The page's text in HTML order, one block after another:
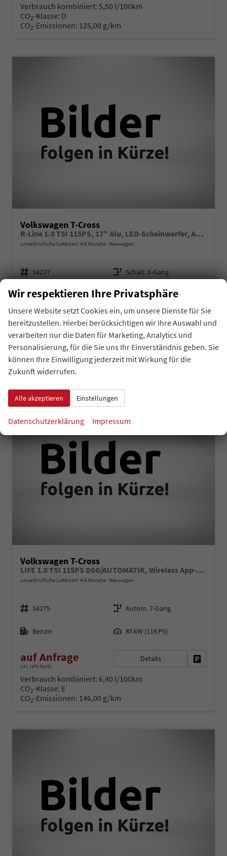
Verbrauch kombiniert: 5,50 l/100km
CO2-Klasse: D
CO2-Emissionen: 125,00 g/km
Volkswagen T-Cross
R-Line 1.0 TSI 115PS, 17" Alu, LED-Scheinwerfer, Adaptiver Tempomat ACC, Parksensoren vo/hi, Radio "Ready2Discover", Wireless App-Connect, Klima, M-Lederlenkrad, Digitales Cockpit, Stoßfänger im R-Design, Side Assist, Travel Assist
unverbindliche Lieferzeit: 4-6 Monate Neuwagen
Fahrzeugnr.
34277
Getriebe
Schalt. 6-Gang
Benzin
Leistung
85 kW (116 PS)
auf Anfrage Details
Verbrauch kombiniert: 5,80 l/100km
CO -Klasse: D
CO2-Emissionen:132,00 g/km
Volkswagen T-Cross
LIFE 1.0 TSI 115PS DSG/AUTOMATIK, Wireless App-Connect, Side Assist, ACC/Tempomat, 16" Alu, Parksensoren vo/hi, LED-Scheinwerfer, Radio Composition 8", Klima, M-Lederlenkrad, Digitales Cockpit, Dachreling
unverbindliche Lieferzeit: 4-6 Monate Neuwagen
Fahrzeugnr.
34275
Getriebe
Autom. 7-Gang
Kraftstoff
Benzin 85 kW (116 PS)
auf Anfrage
inkl. 19% MwSt.
Details
Verbrauch kombiniert: 6,40 l/100km
CO2-Klasse: E
CO2-Emissionen: 146,00 g/km
Wir respektieren Ihre Privatsphäre
Unsere Website setzt Cookies ein, um unsere Dienste für Sie
bereitzustellen. Hierbei berücksichtigen wir Ihre Auswahl und
verarbeiten nur die Daten für Marketing, Analytics und
Personalisierung, für die Sie uns Ihr Einverständnis geben. Sie
können Ihre Einwilligung jederzeit mit Wirkung für die
Zukunft widerrufen.
Alle akzeptieren Einstellungen
Datenschutzerklärung Impressum